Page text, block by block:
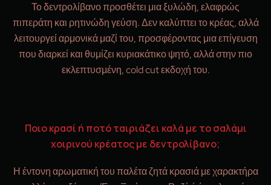
Το δεντρολίβανο προσθέτει μια ξυλώδη, ελαφρώς
πιπεράτη και ρητινώδη γεύση. Δεν καλύπτει το κρέας, αλλά
λειτουργεί αρμονικά μαζί του, προσφέροντας μια επίγευση
που διαρκεί και θυμίζει κυριακάτικο ψητό, αλλά στην πιο
εκλεπτυσμένη, cold cut εκδοχή του.
Ποιο κρασί ή ποτό ταιριάζει καλά με το σαλάμι
χοιρινού κρέατος με δεντρολίβανο;
Η έντονη αρωματική του παλέτα ζητά κρασιά με χαρακτήρα